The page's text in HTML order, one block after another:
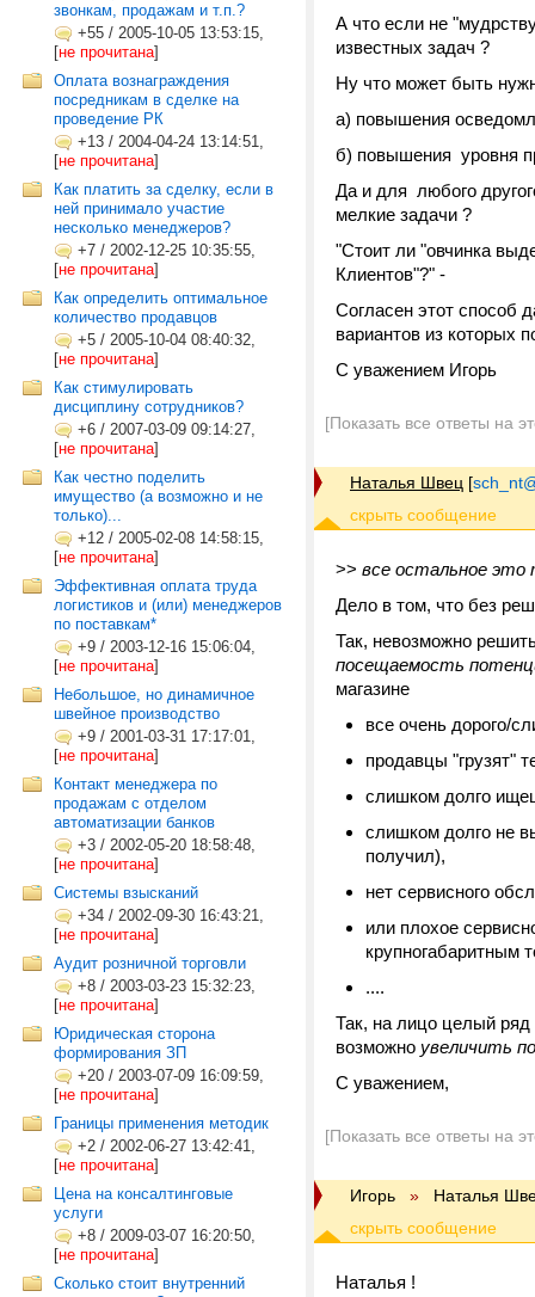
звонкам, продажам и т.п.?
+55 / 2005-10-05 13:53:15,
[не прочитана]
Оплата вознаграждения
посредникам в сделке на
проведение РК
+13 / 2004-04-24 13:14:51,
[не прочитана]
Как платить за сделку, если в
ней принимало участие
несколько менеджеров?
+7 / 2002-12-25 10:35:55,
[не прочитана]
Как определить оптимальное
количество продавцов
+5 / 2005-10-04 08:40:32,
[не прочитана]
Как стимулировать
дисциплину сотрудников?
+6 / 2007-03-09 09:14:27,
[не прочитана]
Как честно поделить
имущество (а возможно и не
только)...
+12 / 2005-02-08 14:58:15,
[не прочитана]
Эффективная оплата труда
логистиков и (или) менеджеров
по поставкам*
+9 / 2003-12-16 15:06:04,
[не прочитана]
Небольшое, но динамичное
швейное производство
+9 / 2001-03-31 17:17:01,
[не прочитана]
Контакт менеджера по
продажам с отделом
автоматизации банков
+3 / 2002-05-20 18:58:48,
[не прочитана]
Системы взысканий
+34 / 2002-09-30 16:43:21,
[не прочитана]
Аудит розничной торговли
+8 / 2003-03-23 15:32:23,
[не прочитана]
Юридическая сторона
формирования ЗП
+20 / 2003-07-09 16:09:59,
[не прочитана]
Границы применения методик
+2 / 2002-06-27 13:42:41,
[не прочитана]
Цена на консалтинговые
услуги
+8 / 2009-03-07 16:20:50,
[не прочитана]
Сколько стоит внутренний
А что если не
известных задач ?
Ну что может быть
а) повышения
б) повышения уровня
Да и для любого
мелкие задачи ?
"Стоит ли "овчинка
Клиентов"?" -
Согласен этот способ
вариантов из которых
С уважением Игорь
[Показать все ответы на
Наталья Швец [
>> все остальное это
Дело в том, что без
Так, невозможно
посещаемость
магазине
все очень дорого/
продавцы "грузят"
слишком долго
слишком долго не
получил),
нет сервисного
или плохое
крупногабаритным
....
Так, на лицо целый ряд
возможно увеличить
С уважением,
[Показать все ответы на
Игорь » Наталья
Наталья !